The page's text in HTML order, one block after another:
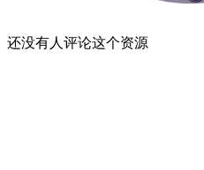
还没有人评论这个资源